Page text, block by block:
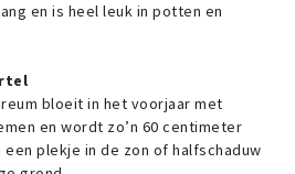
en is heel leuk in potten en
bloeit in het voorjaar met
en wordt zo’n 60 centimeter
een plekje in de zon of halfschaduw